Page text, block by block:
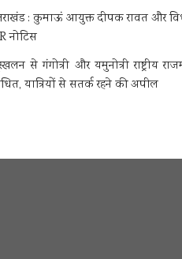
: कुमाऊं आयुक्त दीपक रावत और
नोटिस
से गंगोत्री और यमुनोत्री राष्ट्रीय
यात्रियों से सतर्क रहने की अपील